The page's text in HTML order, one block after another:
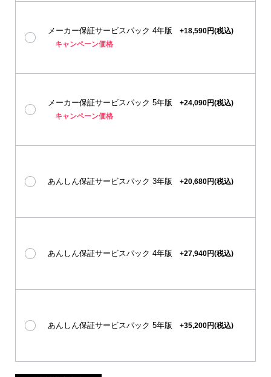
メーカー保証サービスパック 4年版
+18,590円(税込)
キャンペーン価格
メーカー保証サービスパック 5年版
+24,090円(税込)
キャンペーン価格
あんしん保証サービスパック 3年版 +20,680円(税込)
あんしん保証サービスパック 4年版 +27,940円(税込)
あんしん保証サービスパック 5年版 +35,200円(税込)